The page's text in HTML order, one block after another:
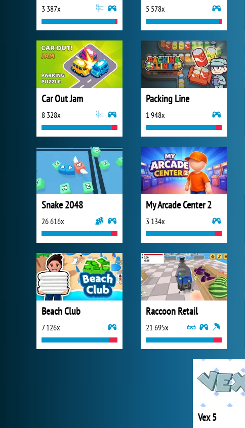
3 387x 5 578x
Car Out Jam
8 328x
Packing Line
1 948x
Snake 2048
26 616x
My Arcade Center 2
3 134x
Beach Club
7 126x
Raccoon Retail
21 695x
Vex 5